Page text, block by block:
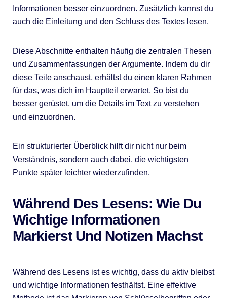
Informationen besser einzuordnen. Zusätzlich kannst du
auch die Einleitung und den Schluss des Textes lesen.
Diese Abschnitte enthalten häufig die zentralen Thesen
und Zusammenfassungen der Argumente. Indem du dir
diese Teile anschaust, erhältst du einen klaren Rahmen
für das, was dich im Hauptteil erwartet. So bist du
besser gerüstet, um die Details im Text zu verstehen
und einzuordnen.
Ein strukturierter Überblick hilft dir nicht nur beim
Verständnis, sondern auch dabei, die wichtigsten
Punkte später leichter wiederzufinden.
Während Des Lesens: Wie Du
Wichtige Informationen
Markierst Und Notizen Machst
Während des Lesens ist es wichtig, dass du aktiv bleibst
und wichtige Informationen festhältst. Eine effektive